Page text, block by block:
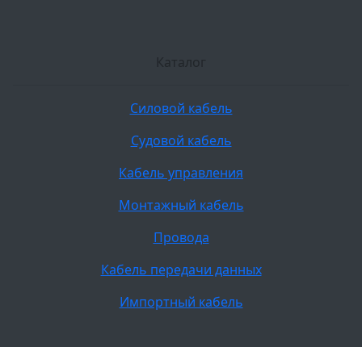
Каталог
Силовой кабель
Судовой кабель
Кабель управления
Монтажный кабель
Провода
Кабель передачи данных
Импортный кабель